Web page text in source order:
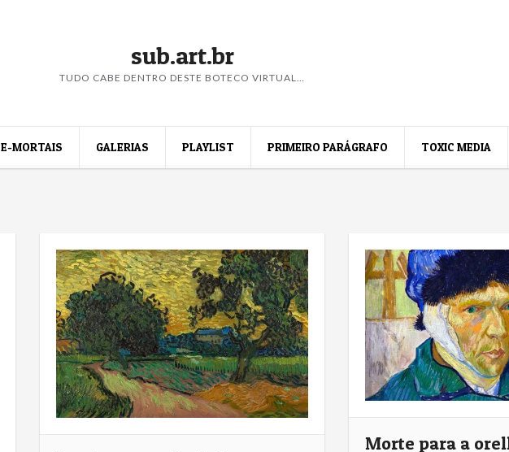
sub.art.br
TUDO CABE DENTRO DESTE BOTECO VIRTUAL…
E-MORTAIS GALERIAS PLAYLIST PRIMEIRO PARÁGRAFO TOXIC MEDIA
Morte para a